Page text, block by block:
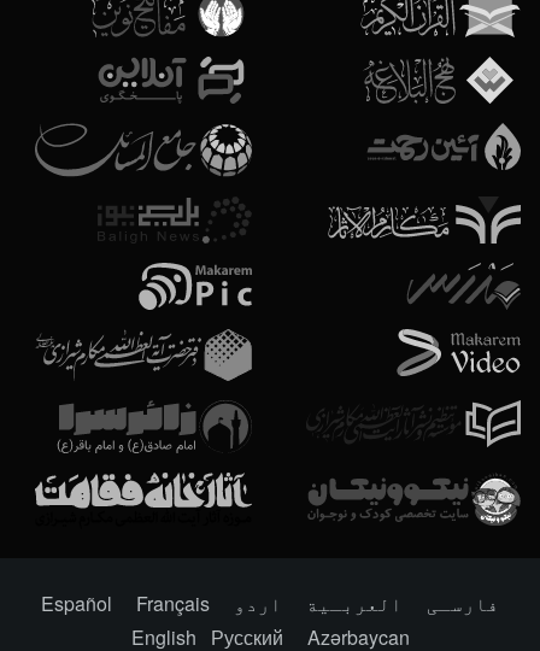
فارسـی العربـیة اردو Français
Español
Azərbaycan
Русский
English